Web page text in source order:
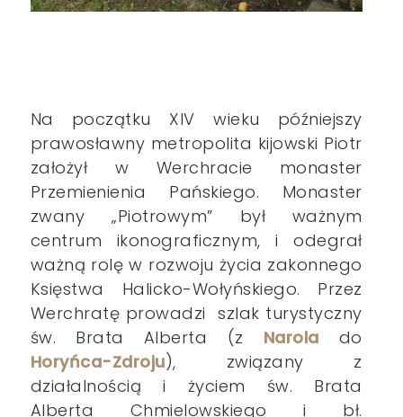
Na początku XIV wieku późniejszy
prawosławny metropolita kijowski Piotr
założył w Werchracie monaster
Przemienienia Pańskiego. Monaster
zwany „Piotrowym” był ważnym
centrum ikonograficznym, i odegrał
ważną rolę w rozwoju życia zakonnego
Księstwa Halicko-Wołyńskiego. Przez
Werchratę prowadzi szlak turystyczny
św. Brata Alberta (z Narola do
Horyńca-Zdroju), związany z
działalnością i życiem św. Brata
Alberta Chmielowskiego i bł.